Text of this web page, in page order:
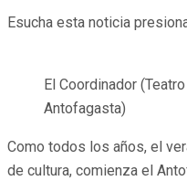
Esucha esta noticia
El Coordinador
Antofagasta)
Como todos los años, el
de cultura, comienza el